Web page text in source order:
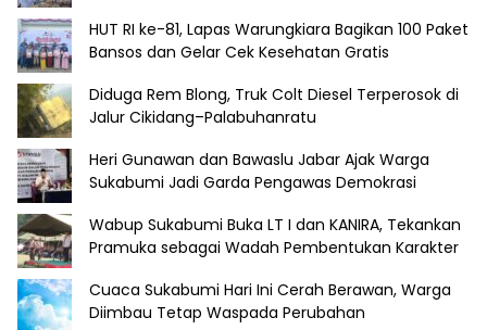
HUT RI ke-81, Lapas Warungkiara Bagikan 100 Paket
Bansos dan Gelar Cek Kesehatan Gratis
Diduga Rem Blong, Truk Colt Diesel Terperosok di
Jalur Cikidang–Palabuhanratu
Heri Gunawan dan Bawaslu Jabar Ajak Warga
Sukabumi Jadi Garda Pengawas Demokrasi
Wabup Sukabumi Buka LT I dan KANIRA, Tekankan
Pramuka sebagai Wadah Pembentukan Karakter
Cuaca Sukabumi Hari Ini Cerah Berawan, Warga
Diimbau Tetap Waspada Perubahan